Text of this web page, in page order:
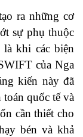
ra những cơ
sự phụ thuộc
khi các biện
của Nga
kiến này đã
quốc tế và
cần thiết cho
bén và khả